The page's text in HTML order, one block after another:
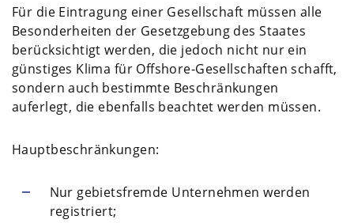
Für die Eintragung einer Gesellschaft müssen alle
Besonderheiten der Gesetzgebung des Staates
berücksichtigt werden, die jedoch nicht nur ein
günstiges Klima für Offshore-Gesellschaften schafft,
sondern auch bestimmte Beschränkungen
auferlegt, die ebenfalls beachtet werden müssen.
Hauptbeschränkungen:
Nur gebietsfremde Unternehmen werden
registriert;